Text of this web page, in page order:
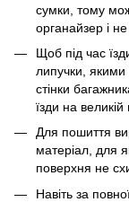
сумки, тому
органайзер і не
Щоб під час
липучки, якими
стінки
їзди на великій
Для пошиття
матеріал, для
поверхня не
Навіть за